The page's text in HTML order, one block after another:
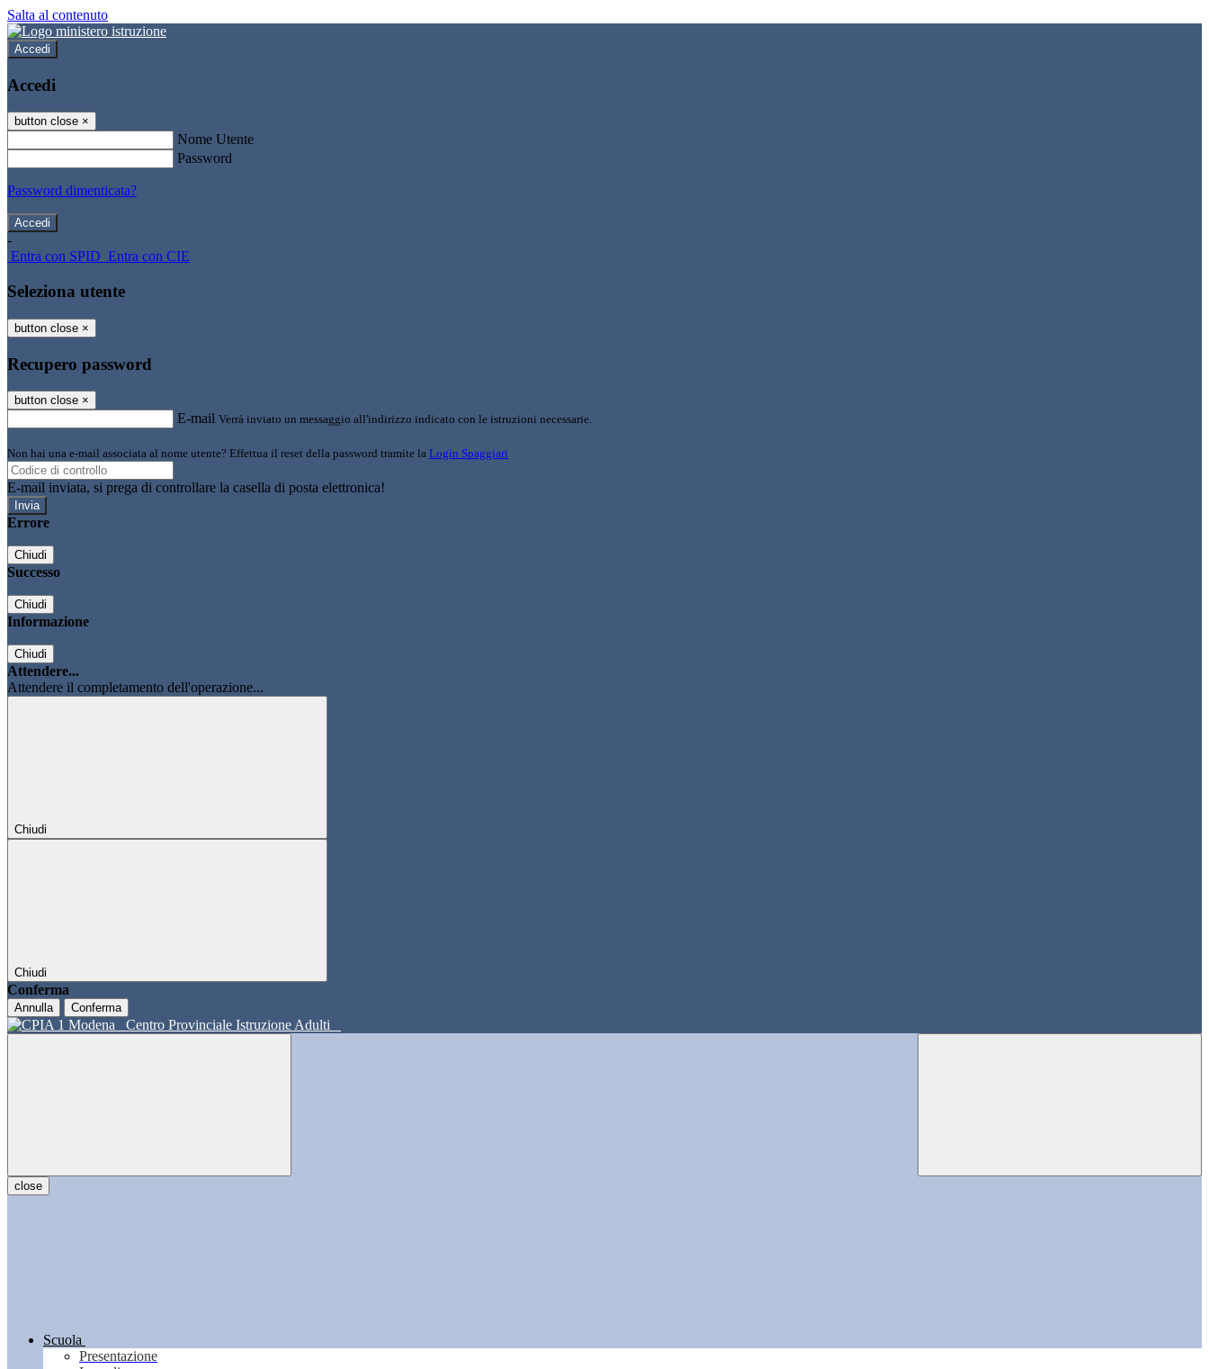
Salta al contenuto
Accedi
Accedi
button close ×
Nome Utente
Password
Password dimenticata?
-
Entra con SPID Entra con CIE
Seleziona utente
button close ×
Recupero password
button close ×
E-mail Verrà inviato un messaggio all'indirizzo indicato con le istruzioni necessarie.
Non hai una e-mail associata al nome utente? Effettua il reset della password tramite la Login Spaggiari
E-mail inviata, si prega di controllare la casella di posta elettronica!
Errore
Chiudi
Successo
Chiudi
Informazione
Chiudi
Attendere...
Attendere il completamento dell'operazione...
Chiudi
Chiudi
Conferma
Annulla Conferma
Centro Provinciale Istruzione Adulti
close
Scuola
Presentazione